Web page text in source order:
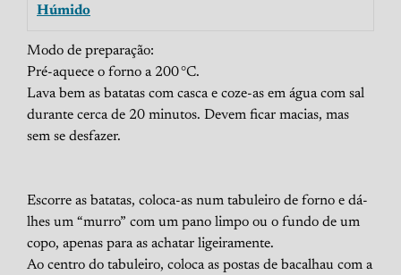
Húmido
Modo de preparação:
Pré-aquece o forno a 200 °C.
Lava bem as batatas com casca e coze-as em água com sal
durante cerca de 20 minutos. Devem ficar macias, mas
sem se desfazer.
Escorre as batatas, coloca-as num tabuleiro de forno e dá-
lhes um “murro” com um pano limpo ou o fundo de um
copo, apenas para as achatar ligeiramente.
Ao centro do tabuleiro, coloca as postas de bacalhau com a